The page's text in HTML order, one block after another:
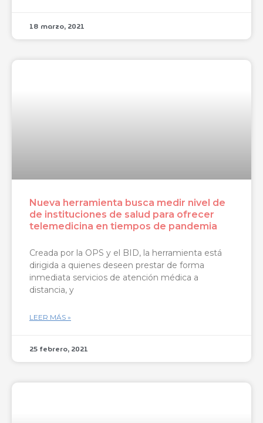
18 marzo, 2021
Nueva herramienta busca medir nivel de
de instituciones de salud para ofrecer
telemedicina en tiempos de pandemia
Creada por la OPS y el BID, la herramienta está
dirigida a quienes deseen prestar de forma
inmediata servicios de atención médica a
distancia, y
LEER MÁS »
25 febrero, 2021